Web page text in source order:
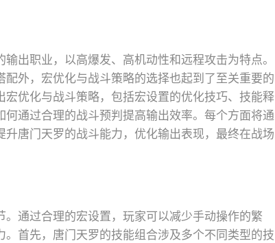
出职业，以高爆发、高机动性和远程攻击为特点。
外，宏优化与战斗策略的选择也起到了至关重要的
优化与战斗策略，包括宏设置的优化技巧、技能释
通过合理的战斗预判提高输出效率。每个方面将通
唐门天罗的战斗能力，优化输出表现，最终在战场
通过合理的宏设置，玩家可以减少手动操作的繁
首先，唐门天罗的技能组合涉及多个不同类型的技